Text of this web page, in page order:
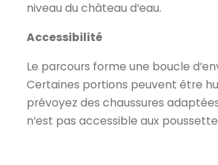
niveau du château d’eau.
Accessibilité
Le parcours forme une boucle
Certaines portions peuvent être
prévoyez des chaussures
n’est pas accessible aux